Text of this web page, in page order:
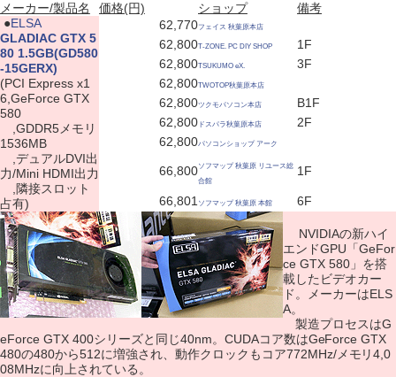
メーカー/製品名 価格(円) ショップ
備考
●ELSA
GLADIAC GTX 5
80 1.5GB(GD580
-15GERX)
(PCI Express x1
6,GeForce GTX
580
,GDDR5メモリ
1536MB
,デュアルDVI出
力/Mini HDMI出力
,隣接スロット
占有)
62,770フェイス 秋葉原本店
62,800T-ZONE. PC DIY SHOP
1F
62,800TSUKUMO eX.
3F
62,800TWOTOP秋葉原本店
62,800ツクモパソコン本店
B1F
62,800 ドスパラ秋葉原本店
2F
62,800パソコンショップ アーク
66,800ソフマップ 秋葉原 リユース総
合館
1F
66,801 ソフマップ 秋葉原 本館 6F
NVIDIAの新ハイ
エンドGPU「GeFor
ce GTX 580」を搭
載したビデオカー
ド。メーカーはELS
A。
製造プロセスはG
eForce GTX 400シリーズと同じ40nm。CUDAコア数はGeForce GTX
480の480から512に増強され、動作クロックもコア772MHz/メモリ4,0
08MHzに向上されている。